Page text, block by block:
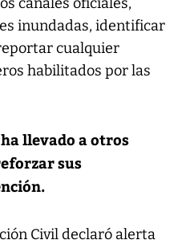
inundadas, identificar
cualquier
habilitados por las
llevado a otros
sus
Civil declaró alerta